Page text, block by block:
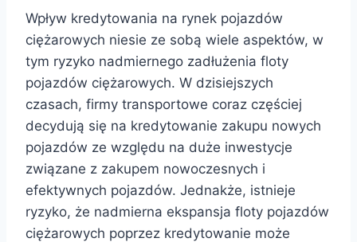
Wpływ kredytowania na rynek pojazdów
ciężarowych niesie ze sobą wiele aspektów, w
tym ryzyko nadmiernego zadłużenia floty
pojazdów ciężarowych. W dzisiejszych
czasach, firmy transportowe coraz częściej
decydują się na kredytowanie zakupu nowych
pojazdów ze względu na duże inwestycje
związane z zakupem nowoczesnych i
efektywnych pojazdów. Jednakże, istnieje
ryzyko, że nadmierna ekspansja floty pojazdów
ciężarowych poprzez kredytowanie może